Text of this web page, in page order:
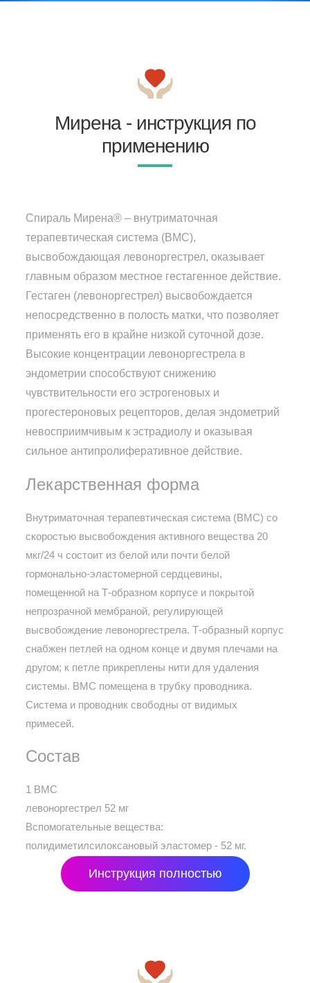
Мирена - инструкция по
применению
Спираль Мирена® – внутриматочная
терапевтическая система (ВМС),
высвобождающая левоноргестрел, оказывает
главным образом местное гестагенное действие.
Гестаген (левоноргестрел) высвобождается
непосредственно в полость матки, что позволяет
применять его в крайне низкой суточной дозе.
Высокие концентрации левоноргестрела в
эндометрии способствуют снижению
чувствительности его эстрогеновых и
прогестероновых рецепторов, делая эндометрий
невосприимчивым к эстрадиолу и оказывая
сильное антипролиферативное действие.
Лекарственная форма
Внутриматочная терапевтическая система (ВМС) со
скоростью высвобождения активного вещества 20
мкг/24 ч состоит из белой или почти белой
гормонально-эластомерной сердцевины,
помещенной на Т-образном корпусе и покрытой
непрозрачной мембраной, регулирующей
высвобождение левоноргестрела. Т-образный корпус
снабжен петлей на одном конце и двумя плечами на
другом; к петле прикреплены нити для удаления
системы. ВМС помещена в трубку проводника.
Система и проводник свободны от видимых
примесей.
Состав
1 ВМС
левоноргестрел 52 мг
Вспомогательные вещества:
полидиметилсилоксановый эластомер - 52 мг.
Инструкция полностью